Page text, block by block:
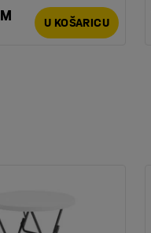
U KOŠARICU